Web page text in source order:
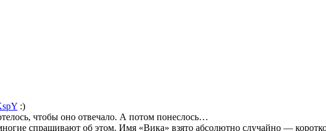
:)
чтобы оно отвечало. А потом понеслось…
спрашивают об этом. Имя «Вика» взято абсолютно случайно —